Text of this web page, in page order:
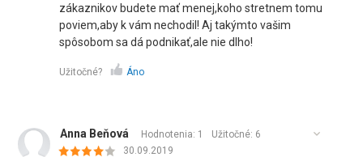
zákaznikov budete mať menej,koho stretnem tomu
poviem,aby k vám nechodil! Aj takýmto vašim
spôsobom sa dá podnikať,ale nie dlho!
Užitočné? Áno
Anna Beňová Hodnotenia: 1 Užitočné: 6
30.09.2019